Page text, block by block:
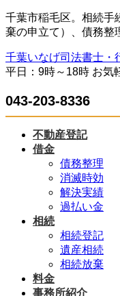
コ
ン
ン
ツ
ス
キ
ナ
ビ
ー
シ
ン
に
千葉市稲毛区。相続手
棄の申立て）、債務整
千葉いなげ司法書士・
平日：9時～18時 お気
043-203-8336
不動産登記
借金
債務整理
消滅時効
解決実績
過払い金
相続
相続登記
遺産相続
相続放棄
料金
事務所紹介